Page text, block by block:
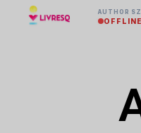
AUTHOR
OFFLINE